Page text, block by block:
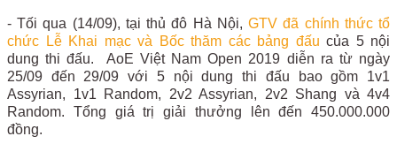
- Tối qua (14/09), tại thủ đô Hà Nội,GTV đã chính thức tổ
chức Lễ Khai mạc và Bốc thăm các bảng đấu của 5 nội
dung thi đấu. AoE Việt Nam Open 2019 diễn ra từ ngày
25/09 đến 29/09 với 5 nội dung thi đấu bao gồm 1v1
Assyrian, 1v1 Random, 2v2 Assyrian, 2v2 Shang và 4v4
Random. Tổng giá trị giải thưởng lên đến 450.000.000
đồng.